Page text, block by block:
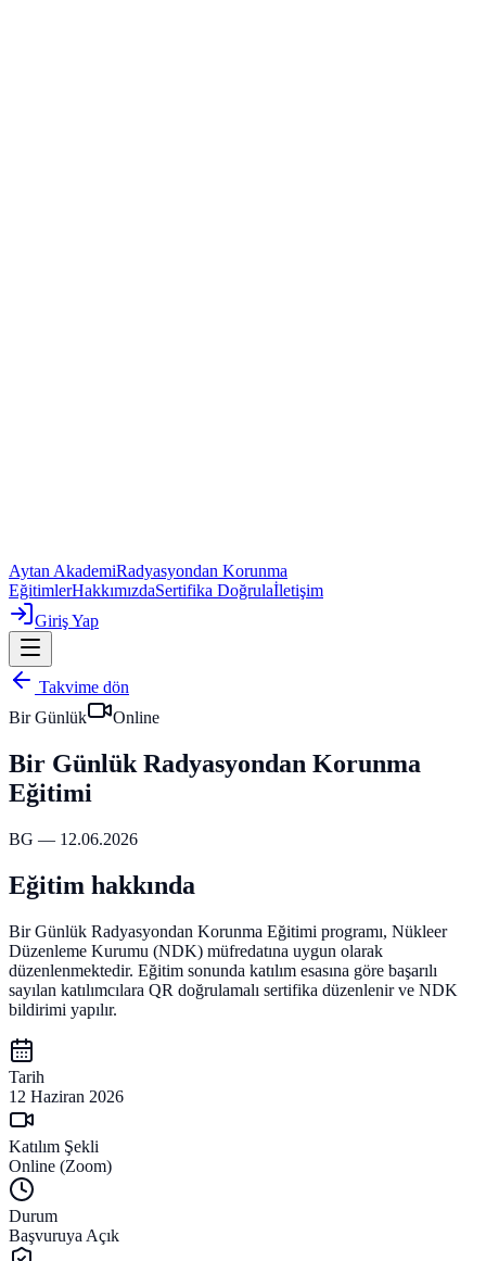
Aytan AkademiRadyasyondan Korunma
EğitimlerHakkımızdaSertifika Doğrulaİletişim
Giriş Yap
Takvime dön
Bir Günlük
Online
Bir Günlük Radyasyondan Korunma
Eğitimi
BG — 12.06.2026
Eğitim hakkında
Bir Günlük Radyasyondan Korunma Eğitimi programı, Nükleer
Düzenleme Kurumu (NDK) müfredatına uygun olarak
düzenlenmektedir. Eğitim sonunda katılım esasına göre başarılı
sayılan katılımcılara QR doğrulamalı sertifika düzenlenir ve NDK
bildirimi yapılır.
Tarih
12 Haziran 2026
Katılım Şekli
Online (Zoom)
Durum
Başvuruya Açık